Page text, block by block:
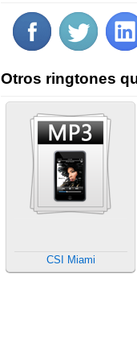
Otros ringtones
CSI Miami